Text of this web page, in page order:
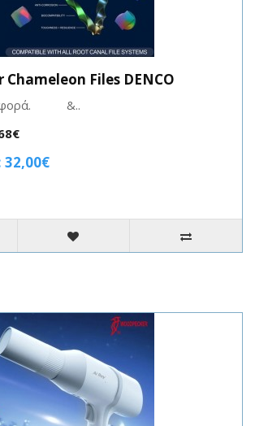
Chameleon Files DENCO
&..